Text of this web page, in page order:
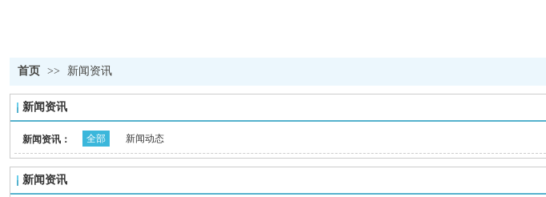
首页 >> 新闻资讯
新闻资讯
新闻资讯： 全部 新闻动态
新闻资讯